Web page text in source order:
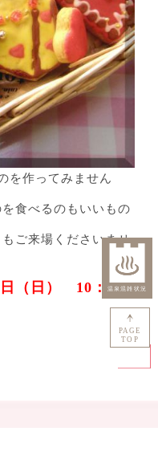
を作ってみません
食べるのもいいもの
ご来場くださいませ
日（日） 10：
PAGE
TOP